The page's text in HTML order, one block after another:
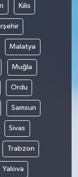
Kilis
Malatya
Muğla
Ordu
Samsun
Sivas
Trabzon
Yalova